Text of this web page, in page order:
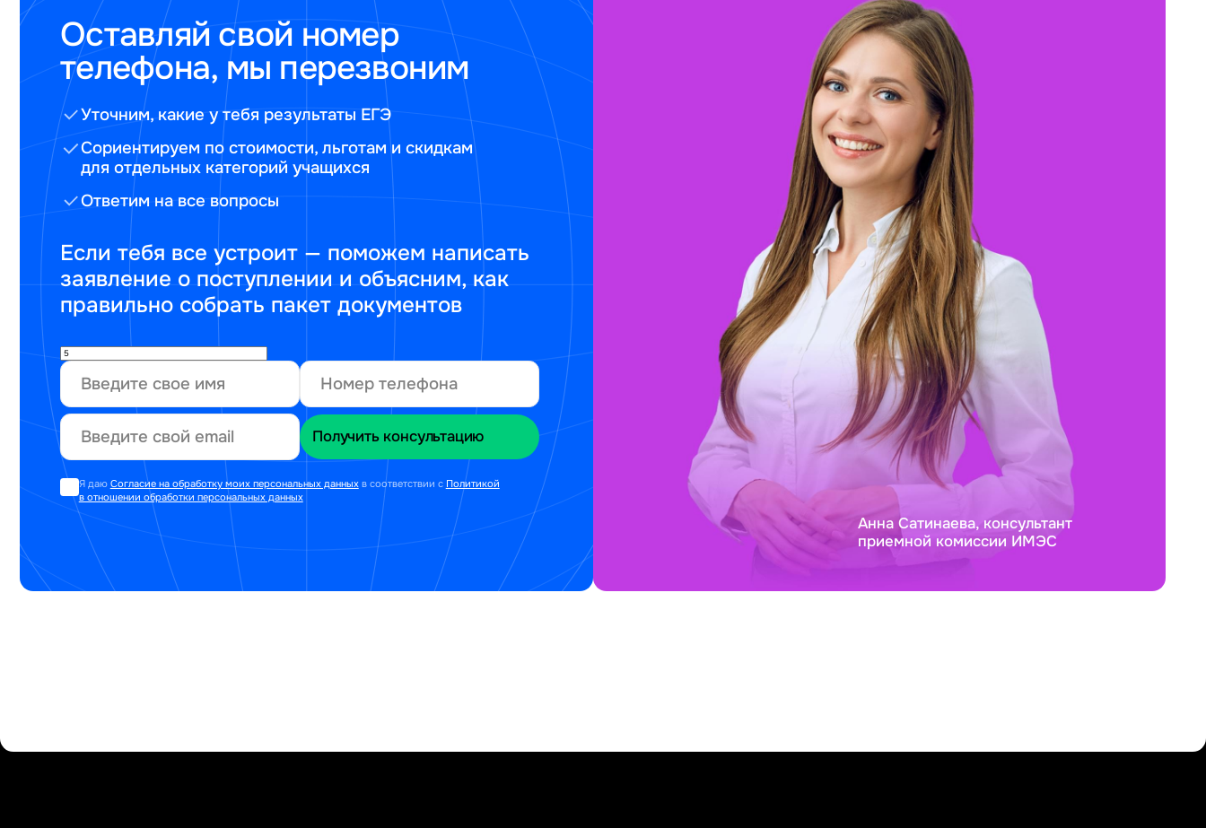
Оставляй свой номер
телефона, мы перезвоним
Уточним, какие у тебя результаты ЕГЭ
Сориентируем по стоимости, льготам и скидкам
для отдельных категорий учащихся
Ответим на все вопросы
Если тебя все устроит — поможем написать
заявление о поступлении и объясним, как
правильно собрать пакет документов
Я даю Согласие на обработку моих персональных данныхв соответствии с Политикой
в отношении обработки персональных данных
Анна Сатинаева, консультант
приемной комиссии ИМЭС